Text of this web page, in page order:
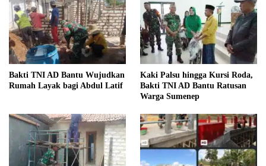
Bakti TNI AD Bantu Wujudkan
Rumah Layak bagi Abdul Latif
Kaki Palsu hingga Kursi Roda,
Bakti TNI AD Bantu Ratusan
Warga Sumenep